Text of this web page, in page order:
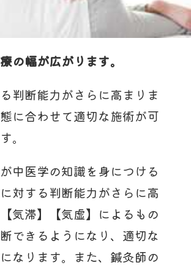
の幅が広がります。
判断能力がさらに高まりま
に合わせて適切な施術が可
。
中医学の知識を身につける
対する判断能力がさらに高
気滞】【気虚】によるもの
できるようになり、適切な
なります。また、鍼灸師の